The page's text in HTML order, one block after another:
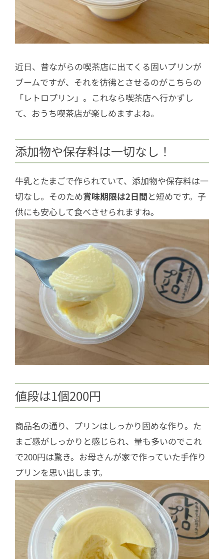
近日、昔ながらの喫茶店に出てくる固いプリンが
ブームですが、それを彷彿とさせるのがこちらの
「レトロプリン」。これなら喫茶店へ行かずし
て、おうち喫茶店が楽しめますよね。
添加物や保存料は一切なし！
牛乳とたまごで作られていて、添加物や保存料は一
切なし。そのため賞味期限は2日間と短めです。子
供にも安心して食べさせられますね。
値段は1個200円
商品名の通り、プリンはしっかり固めな作り。た
まご感がしっかりと感じられ、量も多いのでこれ
で200円は驚き。お母さんが家で作っていた手作り
プリンを思い出します。